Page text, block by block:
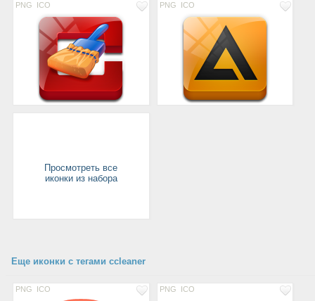
PNG ICO PNG ICO
Просмотреть все
иконки из набора
Еще иконки с тегами ccleaner
PNG ICO PNG ICO